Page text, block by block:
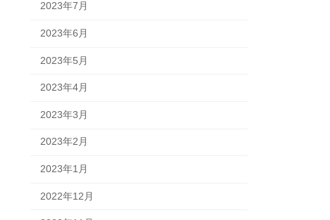
2023年7月
2023年6月
2023年5月
2023年4月
2023年3月
2023年2月
2023年1月
2022年12月